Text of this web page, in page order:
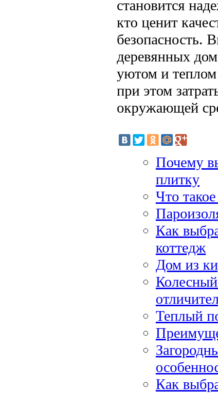
становится
кто ценит
безопасность.
деревянных
уютом и
при этом
окружающей
Почему
плитку
Что
Как
коттедж
Дом из
Теплый
Как